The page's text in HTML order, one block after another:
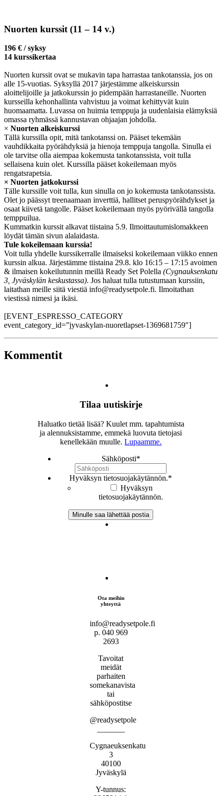
Nuorten kurssit (11 – 14 v.)
196 € / syksy
14 kurssikertaa
Nuorten kurssit ovat se mukavin tapa harrastaa tankotanssia, jos on
alle 15-vuotias. Syksyllä 2017 järjestämme alkeiskurssin
aloittelijoille ja jatkokurssin jo pidempään harrastaneille. Nuorten
kursseilla kehonhallinta vahvistuu ja voimat kehittyvät kuin
huomaamatta. Luvassa on huimia temppuja ja uudenlaisia elämyksiä
omassa ryhmässä kannustavan ohjaajan johdolla.
× Nuorten alkeiskurssi
Tällä kurssilla opit, mitä tankotanssi on. Pääset tekemään
vauhdikkaita pyörähdyksiä ja hienoja temppuja tangolla. Sinulla ei
ole tarvitse olla aiempaa kokemusta tankotanssista, voit tulla
sellaisena kuin olet. Kurssilla pääset kokeilemaan myös
rengatsrapetsia.
× Nuorten jatkokurssi
Tälle kurssille voit tulla, kun sinulla on jo kokemusta tankotanssista.
Olet jo päässyt treenaamaan inverttiä, hallitset peruspyörähdykset ja
osaat kiivetä tangolle. Pääset kokeilemaan myös pyörivällä tangolla
temppuilua.
Kummatkin kurssit alkavat tiistaina 5.9. Ilmoittautumislomakkeen
löydät tämän sivun alalaidasta.
Tule kokeilemaan kurssia!
Voit tulla yhdelle kurssikerralle ilmaiseksi kokeilemaan viikko ennen
kurssin alkua. Järjestämme tiistaina 29.8. klo 16:15 – 17:15 avoimen
& ilmaisen kokeilutunnin meillä Ready Set Polella (Cygnauksenkatu
3, Jyväskylän keskustassa). Jos haluat tulla tutustumaan kurssiin,
laitathan meille siitä viestiä info@readysetpole.fi. Ilmoitathan
viestissä nimesi ja ikäsi.
[EVENT_ESPRESSO_CATEGORY
event_category_id=”jyvaskylan-nuoretlapset-1369681759″]
Kommentit
Tilaa uutiskirje
Haluatko tietää lisää? Kuulet mm. tapahtumista
ja alennuksistamme, emmekä luovuta tietojasi
kenellekään muulle.Lupaamme.
Sähköposti*
Hyväksyn tietosuojakäytännön.*
Hyväksyn
tietosuojakäytännön.
Ota meihin
yhteyttä
info@readysetpole.fi
p. 040 969
2693
Tavoitat
meidät
parhaiten
somekanavista
tai
sähköpostitse
@readysetpole
Cygnaeuksenkatu
3
40100
Jyväskylä
Y-tunnus: